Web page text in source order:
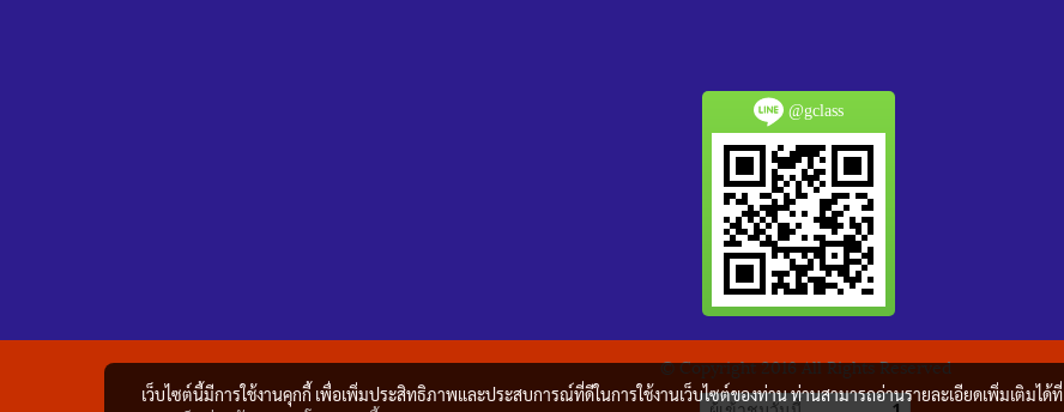
@gclass
© Copyright 2016 All Rights Reserved
เว็บไซต์นี้มีการใช้งานคุกกี้ เพื่อเพิ่มประสิทธิภาพและประสบการณ์ที่ดีในการใช้งานเว็บไซต์ของท่าน ท่านสามารถอ่านรายละเอียดเพิ่มเติมได้ที่